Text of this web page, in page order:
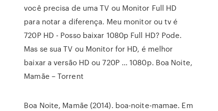
você precisa de uma TV ou Monitor Full HD
para notar a diferença. Meu monitor ou tv é
720P HD - Posso baixar 1080p Full HD? Pode.
Mas se sua TV ou Monitor for HD, é melhor
baixar a versão HD ou 720P … 1080p. Boa Noite,
Mamãe – Torrent
Boa Noite, Mamãe (2014). boa-noite-mamae. Em